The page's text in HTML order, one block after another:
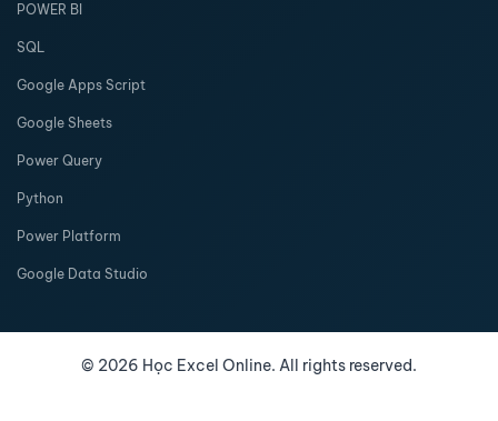
POWER BI
SQL
Google Apps Script
Google Sheets
Power Query
Python
Power Platform
Google Data Studio
© 2026 Học Excel Online. All rights reserved.